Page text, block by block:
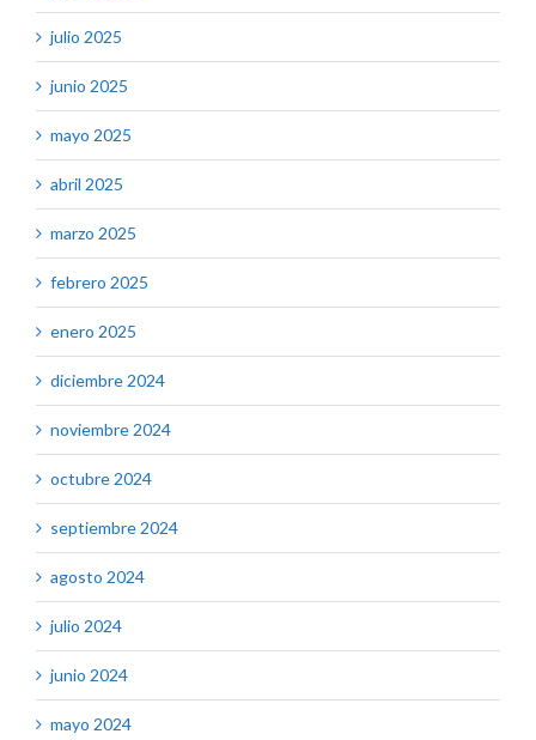
julio 2025
junio 2025
mayo 2025
abril 2025
marzo 2025
febrero 2025
enero 2025
diciembre 2024
noviembre 2024
octubre 2024
septiembre 2024
agosto 2024
julio 2024
junio 2024
mayo 2024